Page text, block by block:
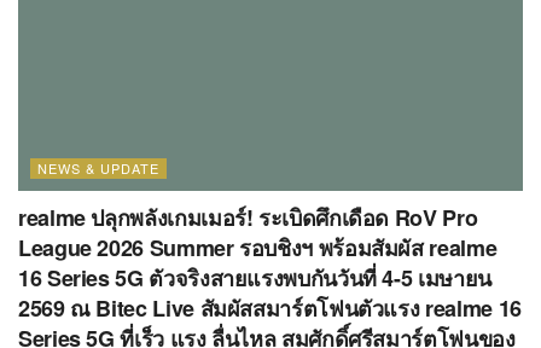
NEWS & UPDATE
realme ปลุกพลังเกมเมอร์! ระเบิดศึกเดือด RoV Pro
League 2026 Summer รอบชิงฯ พร้อมสัมผัส realme
16 Series 5G ตัวจริงสายแรงพบกันวันที่ 4-5 เมษายน
2569 ณ Bitec Live สัมผัสสมาร์ตโฟนตัวแรง realme 16
Series 5G ที่เร็ว แรง ลื่นไหล สมศักดิ์ศรีสมาร์ตโฟนของ